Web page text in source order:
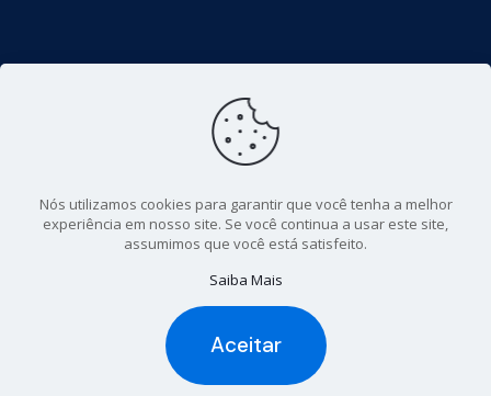
Portal da Transparência
Fundação de Pesquisa e
Assessoramento à Indústria © 2025
Nós utilizamos cookies para garantir que você tenha a melhor
experiência em nosso site. Se você continua a usar este site,
assumimos que você está satisfeito.
Saiba Mais
Aceitar